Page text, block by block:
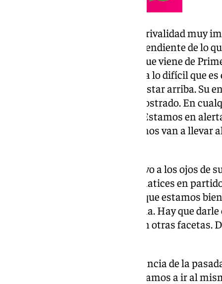
Partido ante el Cádiz: «Hay una rivalidad muy
viví como jugador, pero estaré pendiente de lo
Nos enfrentamos a un equipo que viene de
resultados y esto nos demuestra lo difícil que
que bajan tiene esa presión de estar arriba. Su
mucha experiencia y lo ha demostrado. En
continuación a los resultados. Estamos en
Estaremos preparados porque nos van a
El Málaga, un equipo competitivo a los ojos de
bien, es cierto que hay ciertos matices en
Nosotros somos nuevos y creo que estamos
tenemos que tener mucha calma. Hay que
estamos acertando y mejorar en otras facetas.
Un cambio significativo a diferencia de la
un partido señalado, un derbi. Vamos a ir al